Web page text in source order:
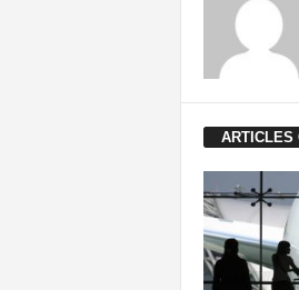
ARTICLES